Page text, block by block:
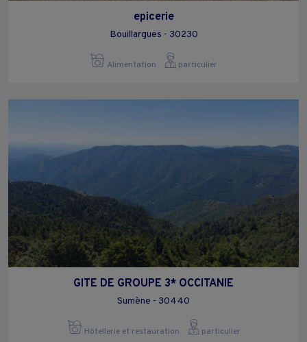
epicerie
Bouillargues - 30230
Alimentation particulier
GITE DE GROUPE 3* OCCITANIE
Sumène - 30440
Hôtellerie et restauration particulier